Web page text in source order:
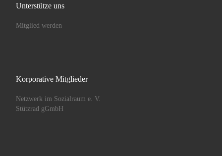
Unterstütze uns
Mitglied werden
Korporative Mitglieder
Netzwerk im Sozialraum e. V.
Stützrad gGmbH